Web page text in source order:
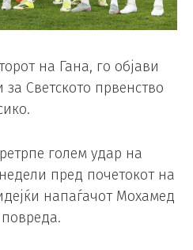
на Гана, го објави
Светското првенство
голем удар на
пред почетокот на
напаѓачот Мохамед